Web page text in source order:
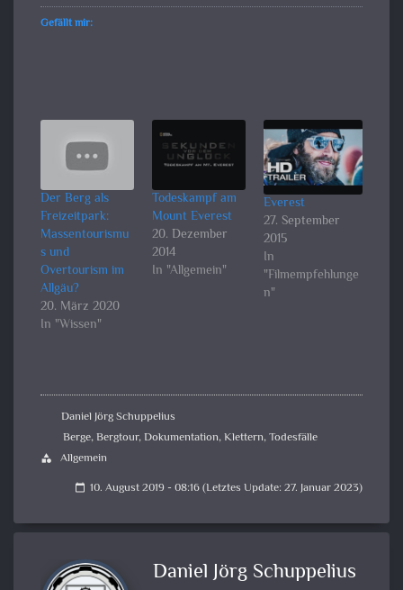
Gefällt mir:
Der Berg als
Freizeitpark:
Massentourismu
s und
Overtourism im
Allgäu?
20. März 2020
In "Wissen"
Todeskampf am
Mount Everest
20. Dezember
2014
In "Allgemein"
Everest
27. September
2015
In
"Filmempfehlunge
n"
Daniel Jörg Schuppelius
Berge,Bergtour,Dokumentation,Klettern,Todesfälle
category Allgemein
calendar_today 10. August 2019 - 08:16 (Letztes Update: 27. Januar 2023)
Daniel Jörg Schuppelius